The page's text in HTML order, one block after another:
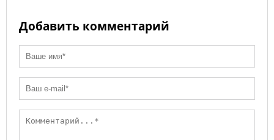
Добавить комментарий